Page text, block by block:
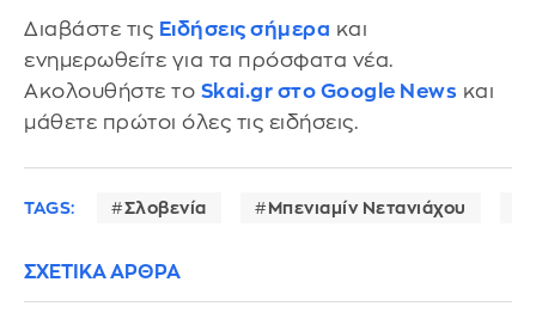
Διαβάστε τις Ειδήσεις σήμερα και
ενημερωθείτε για τα πρόσφατα νέα.
Ακολουθήστε το Skai.gr στο Google News και
μάθετε πρώτοι όλες τις ειδήσεις.
TAGS: Σλοβενία Μπενιαμίν Νετανιάχου
ΣΧΕΤΙΚΑ ΑΡΘΡΑ